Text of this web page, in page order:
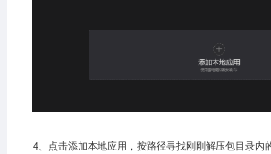
4、点击添加本地应用，按路径寻找刚刚解压包目录内